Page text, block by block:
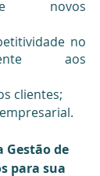
novos
no
aos
clientes;
Gestão de
para sua